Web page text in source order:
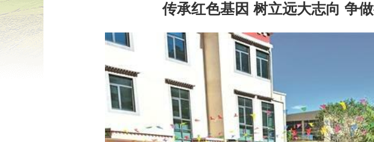
传承红色基因 树立远大志向 争